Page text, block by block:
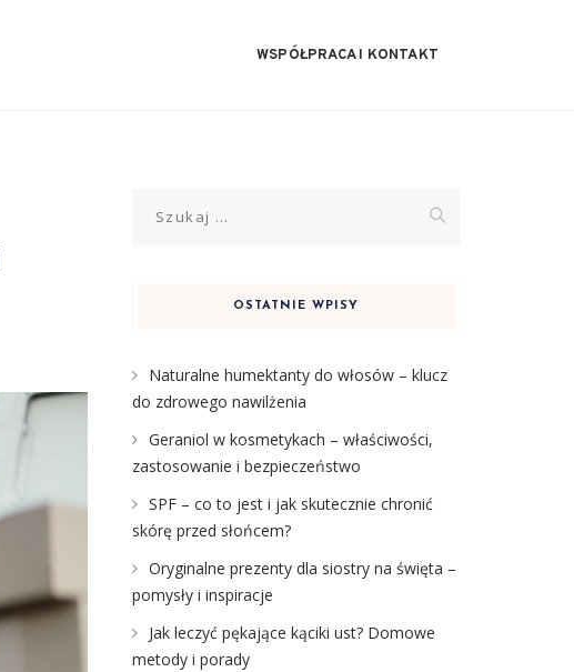
WSPÓŁPRACA I KONTAKT
OSTATNIE WPISY
Naturalne humektanty do włosów – klucz
do zdrowego nawilżenia
Geraniol w kosmetykach – właściwości,
zastosowanie i bezpieczeństwo
SPF – co to jest i jak skutecznie chronić
skórę przed słońcem?
Oryginalne prezenty dla siostry na święta –
pomysły i inspiracje
Jak leczyć pękające kąciki ust? Domowe
metody i porady